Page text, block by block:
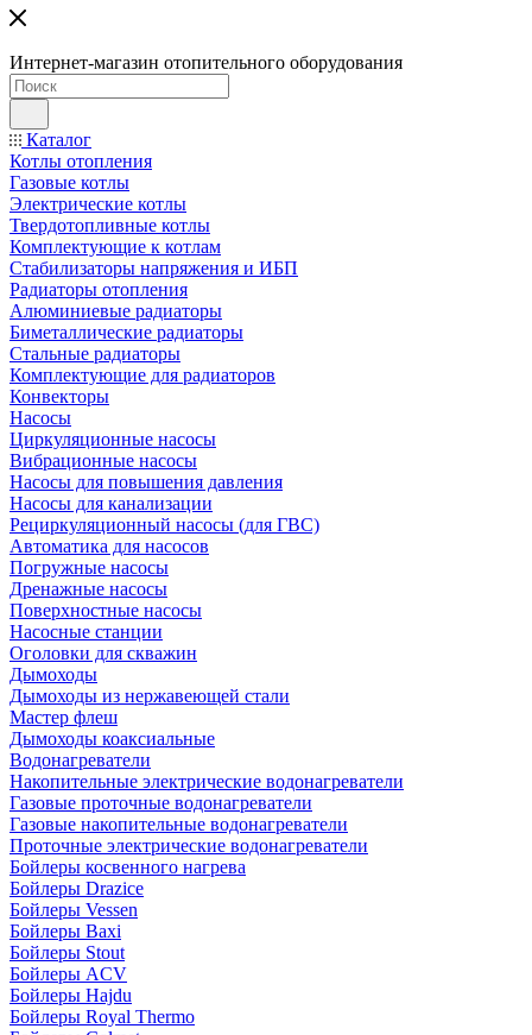
Интернет-магазин отопительного оборудования
Каталог
Котлы отопления
Газовые котлы
Электрические котлы
Твердотопливные котлы
Комплектующие к котлам
Стабилизаторы напряжения и ИБП
Радиаторы отопления
Алюминиевые радиаторы
Биметаллические радиаторы
Стальные радиаторы
Комплектующие для радиаторов
Конвекторы
Насосы
Циркуляционные насосы
Вибрационные насосы
Насосы для повышения давления
Насосы для канализации
Рециркуляционный насосы (для ГВС)
Автоматика для насосов
Погружные насосы
Дренажные насосы
Поверхностные насосы
Насосные станции
Оголовки для скважин
Дымоходы
Дымоходы из нержавеющей стали
Мастер флеш
Дымоходы коаксиальные
Водонагреватели
Накопительные электрические водонагреватели
Газовые проточные водонагреватели
Газовые накопительные водонагреватели
Проточные электрические водонагреватели
Бойлеры косвенного нагрева
Бойлеры Drazice
Бойлеры Vessen
Бойлеры Baxi
Бойлеры Stout
Бойлеры ACV
Бойлеры Hajdu
Бойлеры Royal Thermo